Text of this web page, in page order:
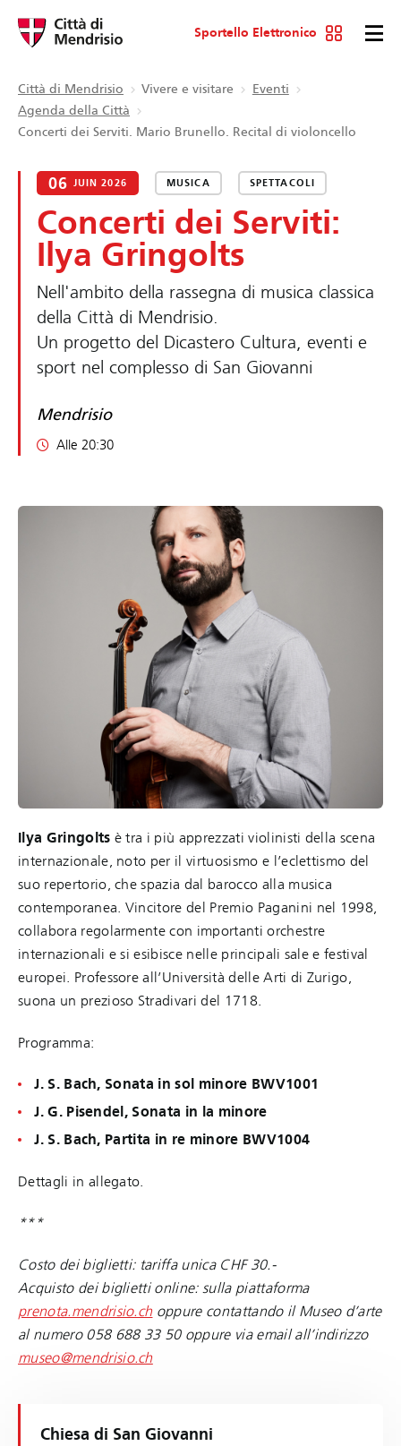
Sportello Elettronico
Città di Mendrisio Vivere e visitare
Eventi
Agenda della Città
Concerti dei Serviti. Mario Brunello. Recital di violoncello
06 JUIN 2026 MUSICA SPETTACOLI
Concerti dei Serviti:
Ilya Gringolts
Nell'ambito della rassegna di musica classica
della Città di Mendrisio.
Un progetto del Dicastero Cultura, eventi e
sport nel complesso di San Giovanni
Mendrisio
Alle 20:30
Ilya Gringolts è tra i più apprezzati violinisti della scena
internazionale, noto per il virtuosismo e l’eclettismo del
suo repertorio, che spazia dal barocco alla musica
contemporanea. Vincitore del Premio Paganini nel 1998,
collabora regolarmente con importanti orchestre
internazionali e si esibisce nelle principali sale e festival
europei. Professore all’Università delle Arti di Zurigo,
suona un prezioso Stradivari del 1718.
Programma:
J. S. Bach, Sonata in sol minore BWV1001
J. G. Pisendel, Sonata in la minore
J. S. Bach, Partita in re minore BWV1004
Dettagli in allegato.
***
Costo dei biglietti: tariffa unica CHF 30.-
Acquisto dei biglietti online: sulla piattaforma
prenota.mendrisio.ch oppure contattando il Museo d’arte
al numero 058 688 33 50 oppure via email all’indirizzo
museo@mendrisio.ch
Chiesa di San Giovanni